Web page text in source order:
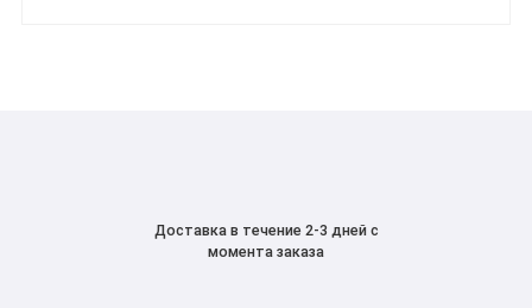
Доставка в течение 2-3 дней с
момента заказа